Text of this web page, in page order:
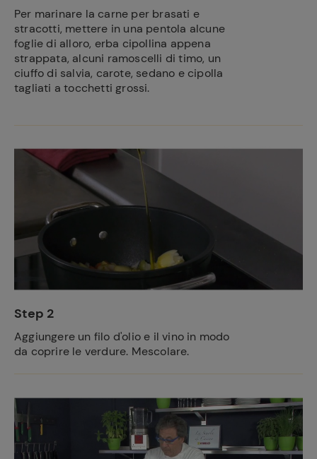
Per marinare la carne per brasati e
stracotti, mettere in una pentola alcune
foglie di alloro, erba cipollina appena
strappata, alcuni ramoscelli di timo, un
ciuffo di salvia, carote, sedano e cipolla
tagliati a tocchetti grossi.
Step 2
Aggiungere un filo d'olio e il vino in modo
da coprire le verdure. Mescolare.